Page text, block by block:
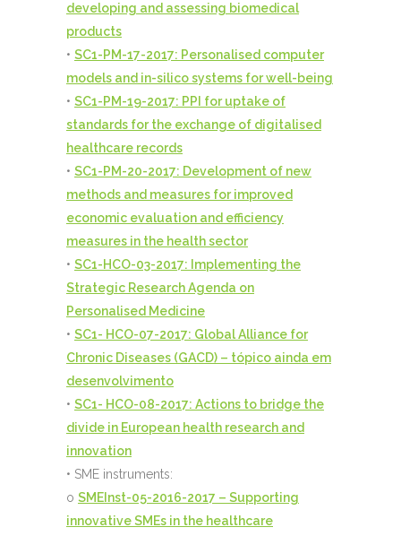
developing and assessing biomedical
products
• SC1-PM-17-2017: Personalised computer
models and in-silico systems for well-being
• SC1-PM-19-2017: PPI for uptake of
standards for the exchange of digitalised
healthcare records
• SC1-PM-20-2017: Development of new
methods and measures for improved
economic evaluation and efficiency
measures in the health sector
• SC1-HCO-03-2017: Implementing the
Strategic Research Agenda on
Personalised Medicine
• SC1- HCO-07-2017: Global Alliance for
Chronic Diseases (GACD) – tópico ainda em
desenvolvimento
• SC1- HCO-08-2017: Actions to bridge the
divide in European health research and
innovation
• SME instruments:
o SMEInst-05-2016-2017 – Supporting
innovative SMEs in the healthcare